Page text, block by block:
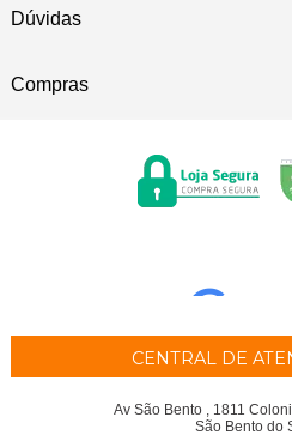
Dúvidas
Compras
CENTRAL DE
Av São Bento , 1811
São Bento do